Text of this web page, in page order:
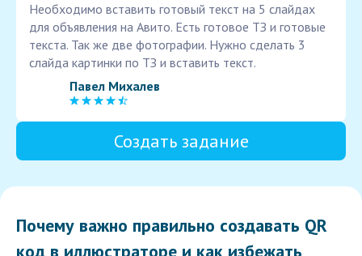
Необходимо вставить готовый текст на 5 слайдах
для объявления на Авито. Есть готовое ТЗ и готовые
текста. Так же две фотографии. Нужно сделать 3
слайда картинки по ТЗ и вставить текст.
Павел Михалев
Создать задание
Почему важно правильно создавать QR
код в иллюстраторе и как избежать